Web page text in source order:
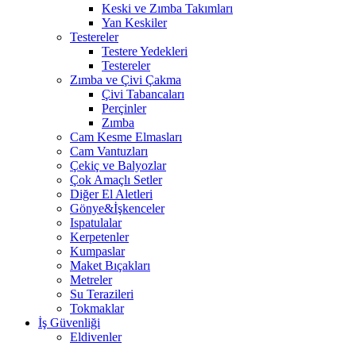
Keski ve Zımba Takımları
Yan Keskiler
Testereler
Testere Yedekleri
Testereler
Zımba ve Çivi Çakma
Çivi Tabancaları
Perçinler
Zımba
Cam Kesme Elmasları
Cam Vantuzları
Çekiç ve Balyozlar
Çok Amaçlı Setler
Diğer El Aletleri
Gönye&İşkenceler
Ispatulalar
Kerpetenler
Kumpaslar
Maket Bıçakları
Metreler
Su Terazileri
Tokmaklar
İş Güvenliği
Eldivenler